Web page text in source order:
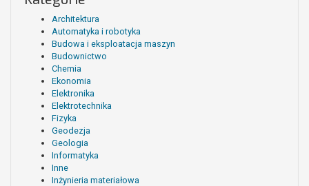
Architektura
Automatyka i robotyka
Budowa i eksploatacja maszyn
Budownictwo
Chemia
Ekonomia
Elektronika
Elektrotechnika
Fizyka
Geodezja
Geologia
Informatyka
Inne
Inżynieria materiałowa